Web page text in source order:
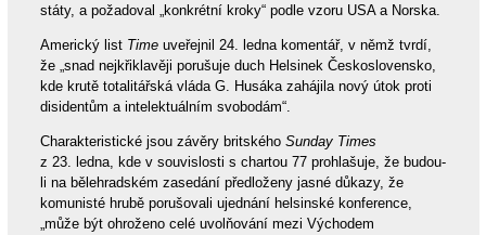
státy, a požadoval „konkrétní kroky“ podle vzoru USA a Norska.
Americký list Timeuveřejnil 24. ledna komentář, v němž tvrdí,
že „snad nejkřiklavěji porušuje duch Helsinek Československo,
kde krutě totalitářská vláda G. Husáka zahájila nový útok proti
disidentům a intelektuálním svobodám“.
Charakteristické jsou závěry britského Sunday Times
z 23. ledna, kde v souvislosti s chartou 77 prohlašuje, že budou-
li na bělehradském zasedání předloženy jasné důkazy, že
komunisté hrubě porušovali ujednání helsinské konference,
„může být ohroženo celé uvolňování mezi Východem